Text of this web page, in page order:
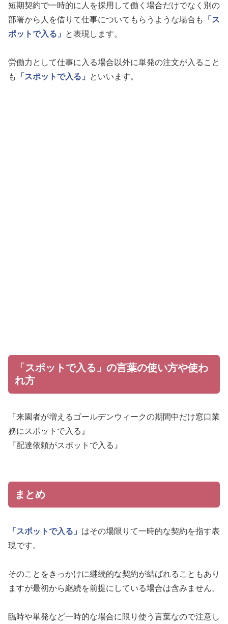
短期契約で一時的に人を採用して働く場合だけでなく別の
部署から人を借りて仕事についてもらうような場合も
「ス
ポットで入る」
と表現します。
労働力として仕事に入る場合以外に単発の注文が入ること
も
「スポットで入る」 といいます。
「スポットで入る」の言葉の使い方や使わ
れ方
『来園者が増えるゴールデンウィークの期間中だけ窓口業
務にスポットで入る』
『配達依頼がスポットで入る』
まとめ
「スポットで入る」 はその場限りて一時的な契約を指す表
現です。
そのことをきっかけに継続的な契約が結ばれることもあり
ますが最初から継続を前提にしている場合は含みません。
臨時や単発など一時的な場合に限り使う言葉なので注意し